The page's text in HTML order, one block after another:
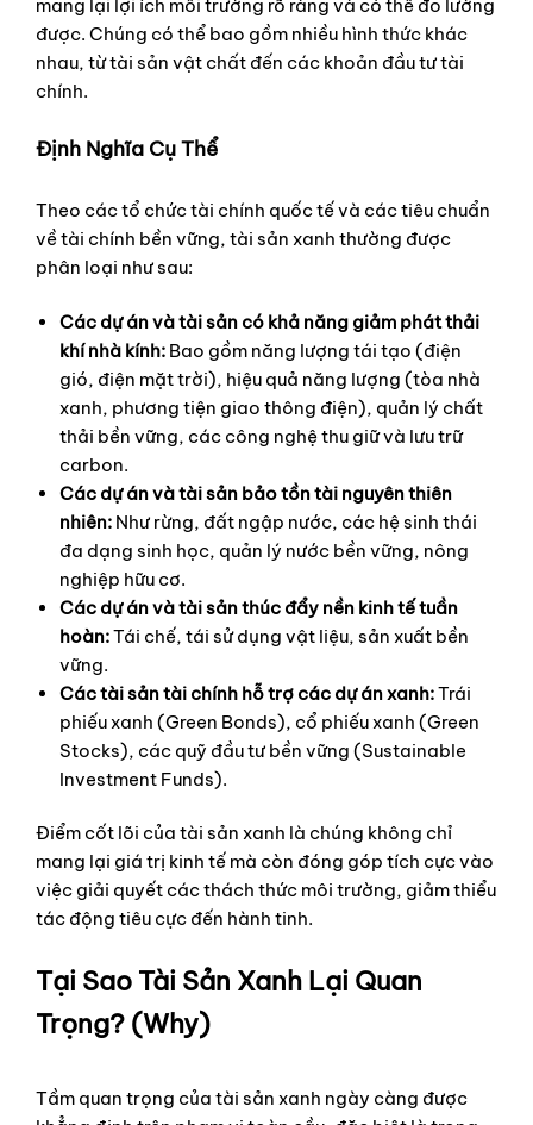
mang lại lợi ích môi trường rõ ràng và có thể đo lường
được. Chúng có thể bao gồm nhiều hình thức khác
nhau, từ tài sản vật chất đến các khoản đầu tư tài
chính.
Định Nghĩa Cụ Thể
Theo các tổ chức tài chính quốc tế và các tiêu chuẩn
về tài chính bền vững, tài sản xanh thường được
phân loại như sau:
Các dự án và tài sản có khả năng giảm phát thải
khí nhà kính: Bao gồm năng lượng tái tạo (điện
gió, điện mặt trời), hiệu quả năng lượng (tòa nhà
xanh, phương tiện giao thông điện), quản lý chất
thải bền vững, các công nghệ thu giữ và lưu trữ
carbon.
Các dự án và tài sản bảo tồn tài nguyên thiên
nhiên: Như rừng, đất ngập nước, các hệ sinh thái
đa dạng sinh học, quản lý nước bền vững, nông
nghiệp hữu cơ.
Các dự án và tài sản thúc đẩy nền kinh tế tuần
hoàn:Tái chế, tái sử dụng vật liệu, sản xuất bền
vững.
Các tài sản tài chính hỗ trợ các dự án xanh:Trái
phiếu xanh (Green Bonds), cổ phiếu xanh (Green
Stocks), các quỹ đầu tư bền vững (Sustainable
Investment Funds).
Điểm cốt lõi của tài sản xanh là chúng không chỉ
mang lại giá trị kinh tế mà còn đóng góp tích cực vào
việc giải quyết các thách thức môi trường, giảm thiểu
tác động tiêu cực đến hành tinh.
Tại Sao Tài Sản Xanh Lại Quan
Trọng? (Why)
Tầm quan trọng của tài sản xanh ngày càng được